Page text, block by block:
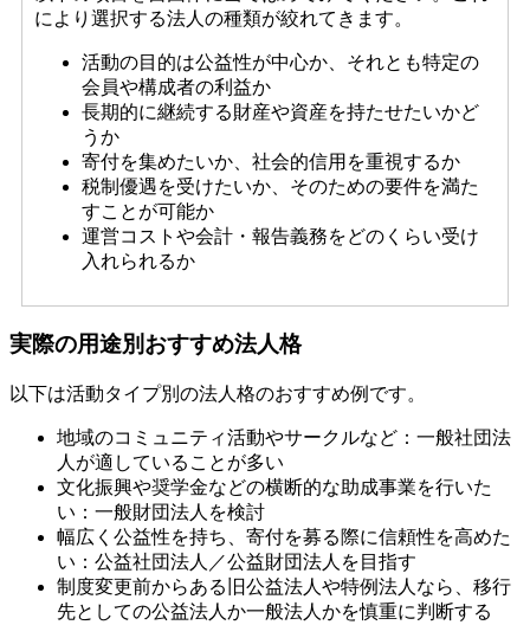
により選択する法人の種類が絞れてきます。
活動の目的は公益性が中心か、それとも特定の
会員や構成者の利益か
長期的に継続する財産や資産を持たせたいかど
うか
寄付を集めたいか、社会的信用を重視するか
税制優遇を受けたいか、そのための要件を満た
すことが可能か
運営コストや会計・報告義務をどのくらい受け
入れられるか
実際の用途別おすすめ法人格
以下は活動タイプ別の法人格のおすすめ例です。
地域のコミュニティ活動やサークルなど：一般社団法
人が適していることが多い
文化振興や奨学金などの横断的な助成事業を行いた
い：一般財団法人を検討
幅広く公益性を持ち、寄付を募る際に信頼性を高めた
い：公益社団法人／公益財団法人を目指す
制度変更前からある旧公益法人や特例法人なら、移行
先としての公益法人か一般法人かを慎重に判断する